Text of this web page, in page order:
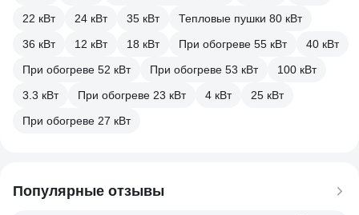
22 кВт
24 кВт 35 кВт
Тепловые пушки 80 кВт
36 кВт
12 кВт 18 кВт При обогреве 55 кВт
40 кВт
При обогреве 52 кВт
При обогреве 53 кВт
100 кВт
3.3 кВт
При обогреве 23 кВт 4 кВт
25 кВт
При обогреве 27 кВт
Популярные отзывы